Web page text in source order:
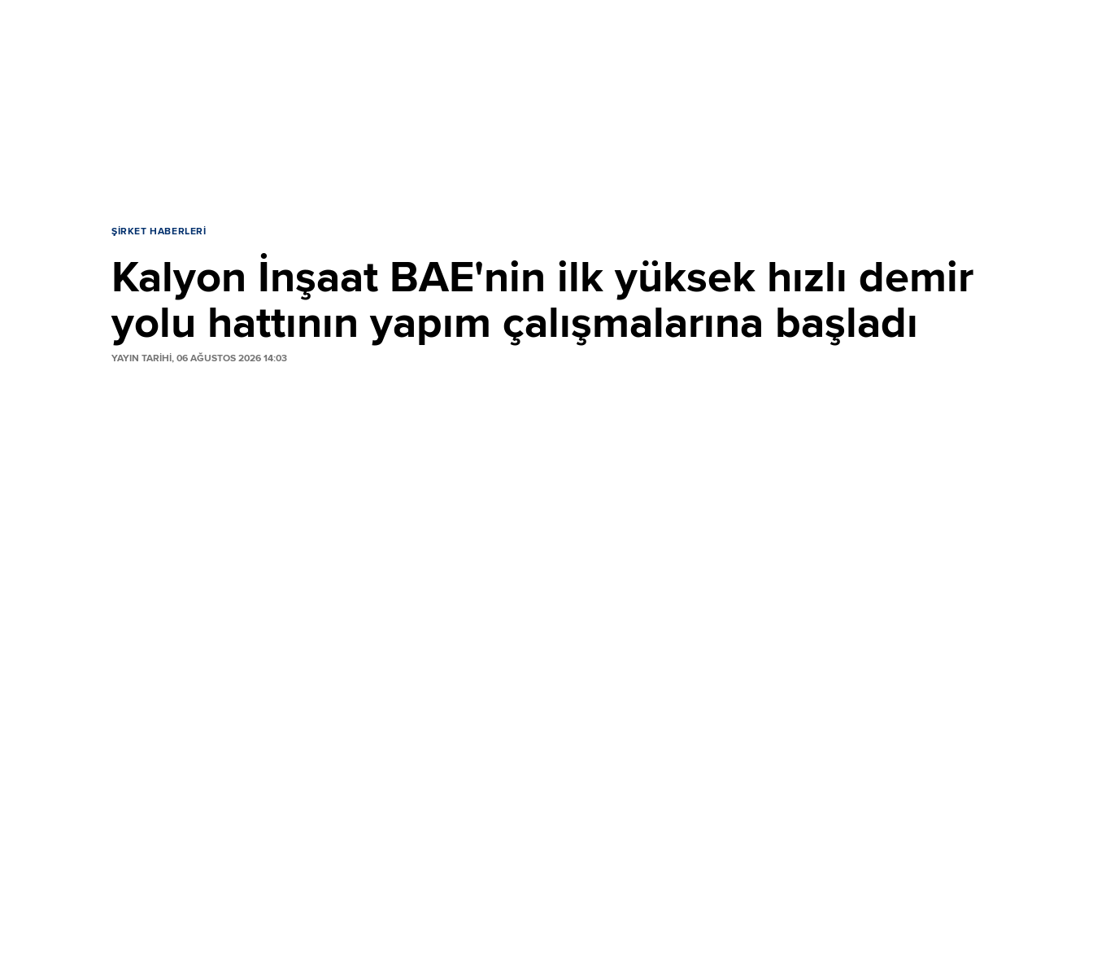
ŞIRKET HABERLERI
Kalyon İnşaat BAE'nin ilk yüksek hızlı demir
yolu hattının yapım çalışmalarına başladı
YAYIN TARİHİ, 06 AĞUSTOS 2026 14:03